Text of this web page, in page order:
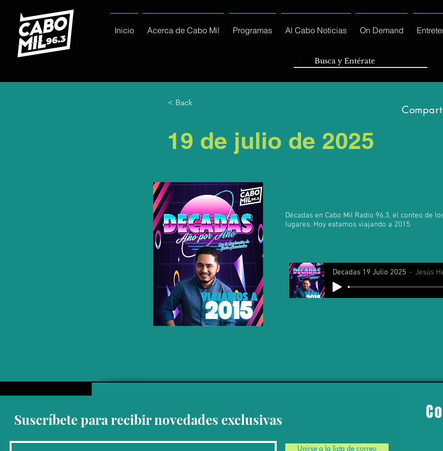
Inicio Acerca de Cabo Mil Programas Al Cabo Noticias On Demand
< Back
19 de julio de 2025
Décadas en Cabo Mil Radio 96.3, el conteo de
lugares. Hoy estamos viajando a 2015
Decadas 19 Julio 2025 Jesús
Suscríbete para recibir novedades exclusivas
Unirse a la lista de correo